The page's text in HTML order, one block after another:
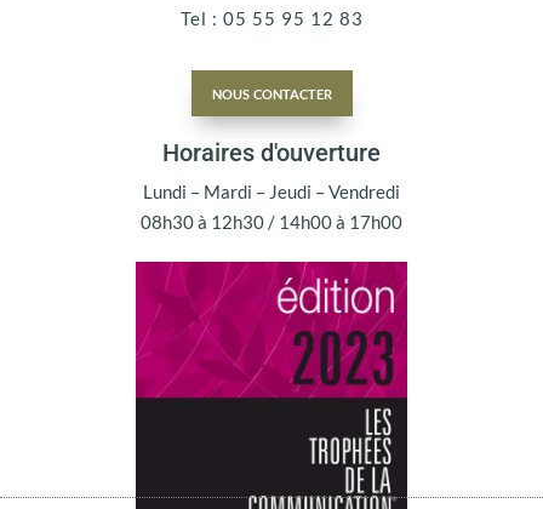
Tel : 05 55 95 12 83
nous contacter
Horaires d'ouverture
Lundi – Mardi – Jeudi – Vendredi
08h30 à 12h30 / 14h00 à 17h00